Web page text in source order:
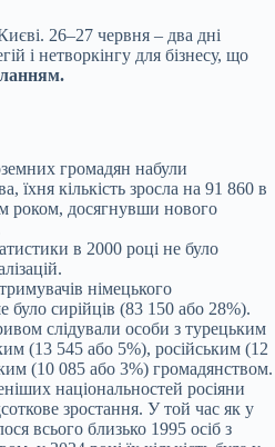
26–27 червня – два дні
і нетворкінгу для бізнесу, що
.
громадян набули
їхня кількість зросла на 91 860 в
роком, досягнувши нового
в 2000 році не було
німецького
було сирійців (83 150 або 28%).
слідували особи з турецьким
(13 545 або 5%), російським (12
(10 085 або 3%) громадянством.
національностей росіяни
зростання. У той час як у
всього близько 1995 осіб з